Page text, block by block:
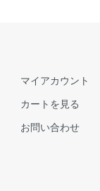
マイアカウント
カートを見る
お問い合わせ